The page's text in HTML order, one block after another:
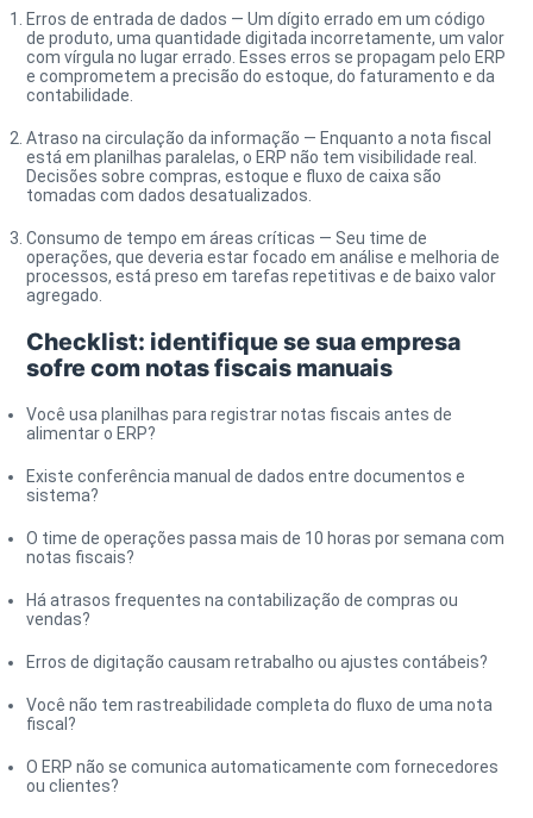
Erros de entrada de dados — Um dígito errado em um código
de produto, uma quantidade digitada incorretamente, um valor
com vírgula no lugar errado. Esses erros se propagam pelo ERP
e comprometem a precisão do estoque, do faturamento e da
contabilidade.
Atraso na circulação da informação — Enquanto a nota fiscal
está em planilhas paralelas, o ERP não tem visibilidade real.
Decisões sobre compras, estoque e fluxo de caixa são
tomadas com dados desatualizados.
Consumo de tempo em áreas críticas — Seu time de
operações, que deveria estar focado em análise e melhoria de
processos, está preso em tarefas repetitivas e de baixo valor
agregado.
Checklist: identifique se sua empresa
sofre com notas fiscais manuais
Você usa planilhas para registrar notas fiscais antes de
alimentar o ERP?
Existe conferência manual de dados entre documentos e
sistema?
O time de operações passa mais de 10 horas por semana com
notas fiscais?
Há atrasos frequentes na contabilização de compras ou
vendas?
Erros de digitação causam retrabalho ou ajustes contábeis?
Você não tem rastreabilidade completa do fluxo de uma nota
fiscal?
O ERP não se comunica automaticamente com fornecedores
ou clientes?